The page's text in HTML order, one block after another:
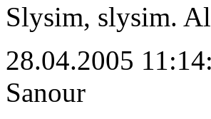
Slysim, slysim.
28.04.2005
Sanour